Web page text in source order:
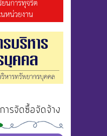
การจัดซื้อจัดจ้าง